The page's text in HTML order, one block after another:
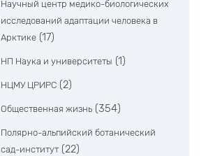
Научный центр медико-биологических
исследований адаптации человека в
Арктике (17)
НП Наука и университеты (1)
НЦМУ ЦРИРС (2)
Общественная жизнь (354)
Полярно-альпийский ботанический
сад-институт (22)